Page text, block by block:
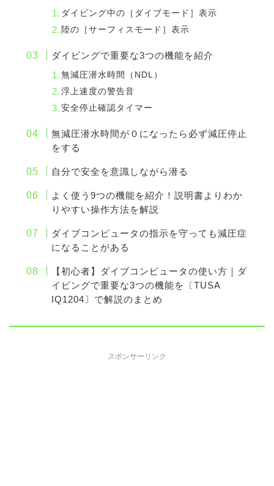
ダイビング中の［ダイブモード］表示
陸の［サーフィスモード］表示
ダイビングで重要な3つの機能を紹介
無減圧潜水時間（NDL）
浮上速度の警告音
安全停止確認タイマー
無減圧潜水時間が０になったら必ず減圧停止
をする
自分で安全を意識しながら潜る
よく使う9つの機能を紹介！説明書よりわか
りやすい操作方法を解説
ダイブコンピュータの指示を守っても減圧症
になることがある
【初心者】ダイブコンピュータの使い方｜ダ
イビングで重要な3つの機能を〔TUSA
IQ1204〕で解説のまとめ
スポンサーリンク